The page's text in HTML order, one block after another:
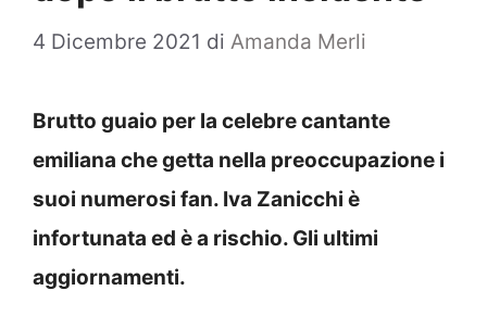
4 Dicembre 2021 di Amanda Merli
Brutto guaio per la celebre cantante
emiliana che getta nella preoccupazione i
suoi numerosi fan. Iva Zanicchi è
infortunata ed è a rischio. Gli ultimi
aggiornamenti.